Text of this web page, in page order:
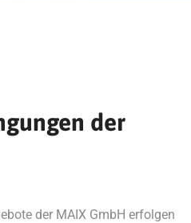
der
der MAIX GmbH erfolgen